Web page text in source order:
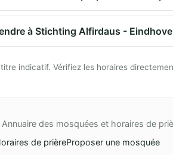
à Stichting Alfirdaus -
indicatif. Vérifiez les horaires
Annuaire des mosquées et horaires de
de prièreProposer une mosquée